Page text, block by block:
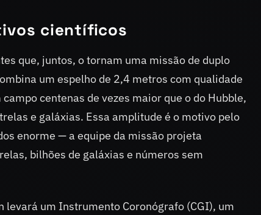
científicos
que, juntos, o tornam uma missão de duplo
um espelho de 2,4 metros com qualidade
centenas de vezes maior que o do Hubble,
e galáxias. Essa amplitude é o motivo pelo
enorme — a equipe da missão projeta
bilhões de galáxias e números sem
um Instrumento Coronógrafo (CGI), um